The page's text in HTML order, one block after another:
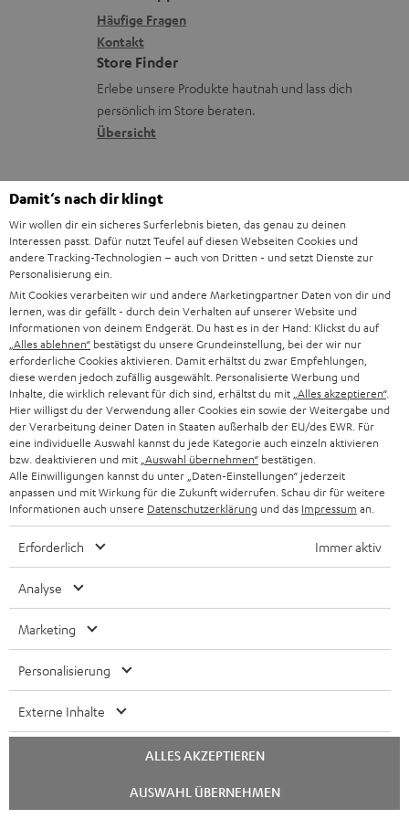
V
e
r
s
a
d
n
z
u
r
G
r
a
n
t
i
e
x
i
k
o
n
k
t
d
a
t
n
Häufige Fragen
Kontakt
Store Finder
Erlebe unsere Produkte hautnah und lass dich
persönlich im Store beraten.
Übersicht
8 Wochen Rückgaberecht
Bis zu 12 Jahre Garantie
Kostenloser Rückversand
Mehr als 45 Jahre Erfahrung
Damit‘s nach dir klingt
Wir wollen dir ein sicheres Surferlebnis bieten, das genau zu deinen
Interessen passt. Dafür nutzt Teufel auf diesen Webseiten Cookies und
andere Tracking-Technologien – auch von Dritten - und setzt Dienste zur
Personalisierung ein.
Mit Cookies verarbeiten wir und andere Marketingpartner Daten von dir und
lernen, was dir gefällt - durch dein Verhalten auf unserer Website und
Informationen von deinem Endgerät. Du hast es in der Hand: Klickst du auf
„Alles ablehnen“ bestätigst du unsere Grundeinstellung, bei der wir nur
erforderliche Cookies aktivieren. Damit erhältst du zwar Empfehlungen,
diese werden jedoch zufällig ausgewählt. Personalisierte Werbung und
Inhalte, die wirklich relevant für dich sind, erhältst du mit „Alles akzeptieren“.
Hier willigst du der Verwendung aller Cookies ein sowie der Weitergabe und
der Verarbeitung deiner Daten in Staaten außerhalb der EU/des EWR. Für
eine individuelle Auswahl kannst du jede Kategorie auch einzeln aktivieren
bzw. deaktivieren und mit „Auswahl übernehmen“ bestätigen.
Alle Einwilligungen kannst du unter „Daten-Einstellungen“ jederzeit
anpassen und mit Wirkung für die Zukunft widerrufen. Schau dir für weitere
Informationen auch unsere Datenschutzerklärung und das Impressum an.
Erforderlich Immer aktiv
Analyse
Marketing
Personalisierung
Externe Inhalte
ALLES AKZEPTIEREN
AUSWAHL ÜBERNEHMEN